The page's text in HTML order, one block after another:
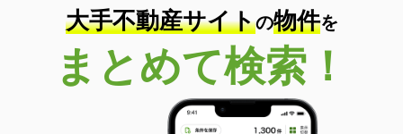
大手不動産サイトの物件を
まとめて検索！